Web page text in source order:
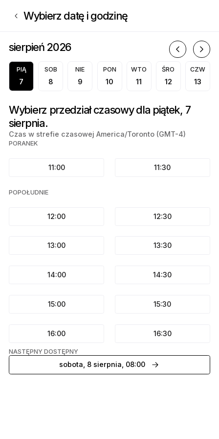
Wybierz datę i godzinę
sierpień 2026
PIĄ
7
SOB
8
NIE
9
PON
10
WTO
11
ŚRO
12
CZW
13
Wybierz przedział czasowy dla piątek, 7
sierpnia.
Czas w strefie czasowej America/Toronto (GMT-4)
PORANEK
11:00 11:30
POPOŁUDNIE
12:00 12:30
13:00 13:30
14:00 14:30
15:00 15:30
16:00 16:30
NASTĘPNY DOSTĘPNY
sobota, 8 sierpnia, 08:00